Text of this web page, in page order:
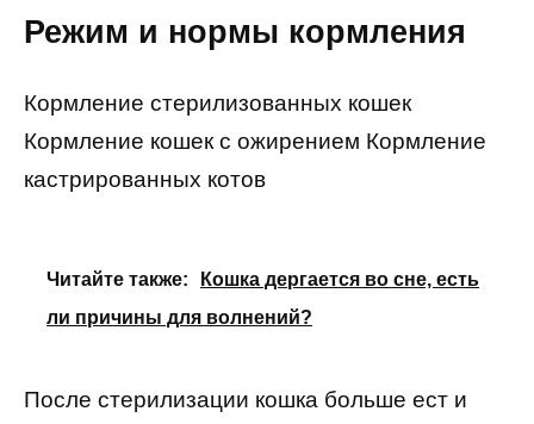
Режим и нормы кормления
Кормление стерилизованных кошек
Кормление кошек с ожирением Кормление
кастрированных котов
Читайте также:
Кошка дергается во сне, есть
ли причины для волнений?
После стерилизации кошка больше ест и